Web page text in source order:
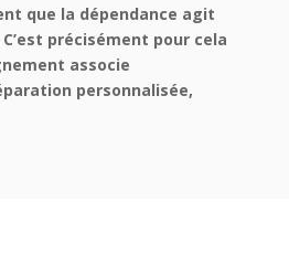
que la dépendance agit
précisément pour cela
associe
personnalisée,